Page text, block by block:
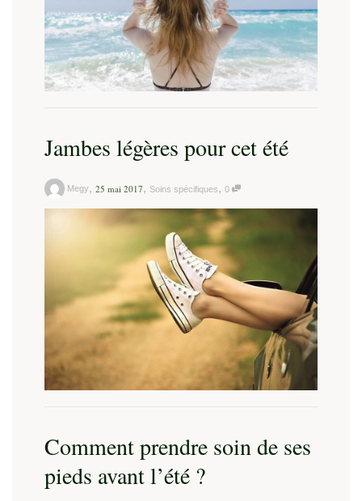
Jambes légères pour cet été
Megy, 25 mai 2017, Soins spécifiques, 0
Comment prendre soin de ses
pieds avant l’été ?